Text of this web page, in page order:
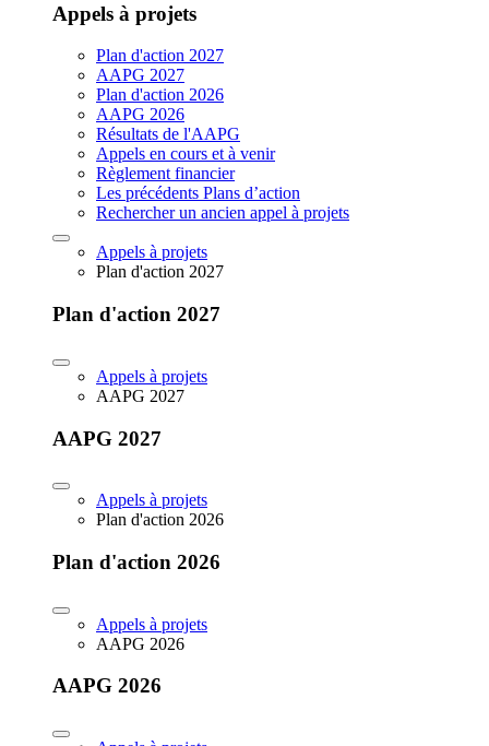
Appels à projets
Plan d'action 2027
AAPG 2027
Plan d'action 2026
AAPG 2026
Résultats de l'AAPG
Appels en cours et à venir
Règlement financier
Les précédents Plans d’action
Rechercher un ancien appel à projets
Appels à projets
Plan d'action 2027
Plan d'action 2027
Appels à projets
AAPG 2027
AAPG 2027
Appels à projets
Plan d'action 2026
Plan d'action 2026
Appels à projets
AAPG 2026
AAPG 2026